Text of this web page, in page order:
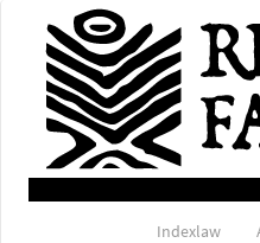
Navegação
Principal
Conteúdo
principal
Barra
Lateral
Indexlaw